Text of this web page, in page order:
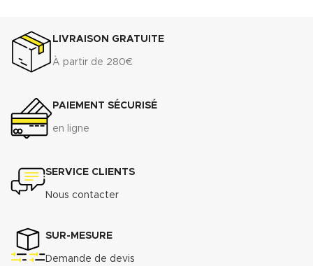
LIVRAISON GRATUITE
À partir de 280€
PAIEMENT SÉCURISÉ
en ligne
SERVICE CLIENTS
Nous contacter
SUR-MESURE
Demande de devis